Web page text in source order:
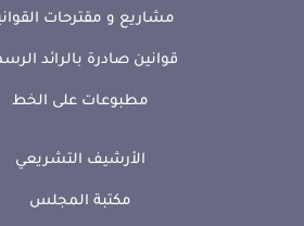
مشاريع و مقترحات
قوانين صادرة بالرائد
مطبوعات على الخط
الأرشيف التشريعي
مكتبة المجلس